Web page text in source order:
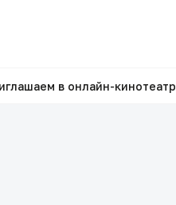
в онлайн-кинотеатр